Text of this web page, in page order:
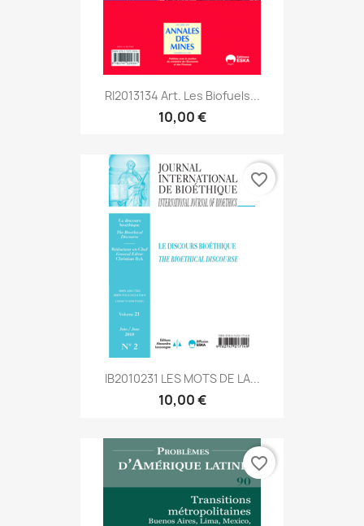
RI2013134 Art. Les Biofuels...
10,00 €
IB2010231 LES MOTS DE LA...
10,00 €
favorite_border
favorite_border